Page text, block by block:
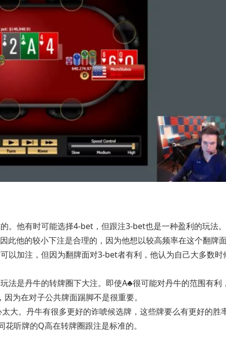
。他有时可能选择4-bet，但跟注3-bet也是一种盈利的玩法。
此他的较小下注是合理的，因为他想以较高频率在这个翻牌
以加注，但因为翻牌面对3-bet者有利，他认为自己大多数时
法是丹牛的转牌圈下大注。即使A♣很可能对丹牛的范围有利
为在对子公共牌面踢脚不是很重要。
大。丹牛有很多更好的诈唬候选牌，这些牌要么有更好的胜
听牌的Q高在转牌圈跟注是标准的。